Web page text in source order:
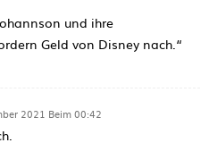
und ihre
Geld von Disney nach.“
2021 Beim 00:42